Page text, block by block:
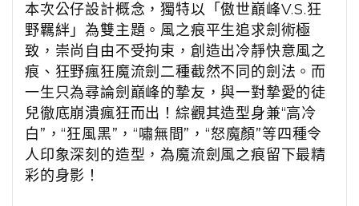
本次公仔設計概念，獨特以「傲世巔峰V.S.狂
野羈絆」為雙主題。風之痕平生追求劍術極
致，崇尚自由不受拘束，創造出冷靜快意風之
痕、狂野瘋狂魔流劍二種截然不同的劍法。而
一生只為尋論劍巔峰的摯友，與一對摯愛的徒
兒徹底崩潰瘋狂而出！綜觀其造型身兼“高冷
白”，“狂風黑”，“嘯無間”，“怒魔顏”等四種令
人印象深刻的造型，為魔流劍風之痕留下最精
彩的身影！